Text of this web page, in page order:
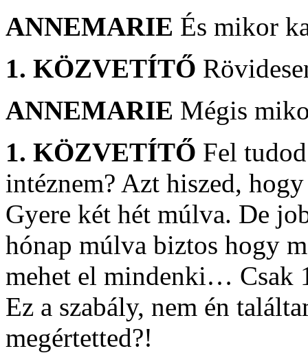
ANNEMARIE És mikor
1. KÖZVETÍTŐ
ANNEMARIE Mégis
1. KÖZVETÍTŐ Fel
intéznem? Azt hiszed,
Gyere két hét múlva. De
hónap múlva biztos hogy
mehet el mindenki… Csak
Ez a szabály, nem én
megértetted?!